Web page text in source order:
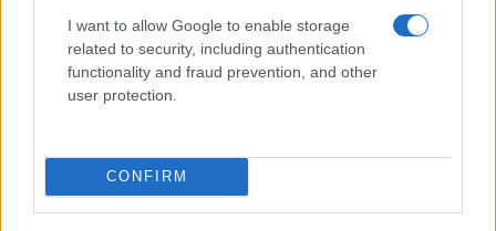
I want to allow Google to enable storage
related to security, including authentication
functionality and fraud prevention, and other
user protection.
CONFIRM